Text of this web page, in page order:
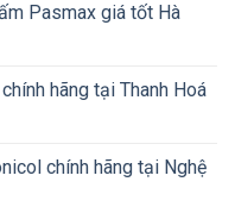
Pasmax giá tốt Hà
hãng tại Thanh Hoá
chính hãng tại Nghệ